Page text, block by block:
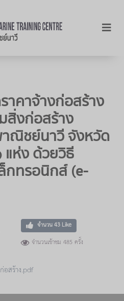
าคาจ้างก่อสร้าง
สิ่งก่อสร้าง
ณิชย์นาวี จังหวัด
ห่ง ด้วยวิธี
กทรอนิกส์ (e-
จำนวน43Like
จำนวนเข้าชม 485 ครั้ง
อสร้าง.pdf